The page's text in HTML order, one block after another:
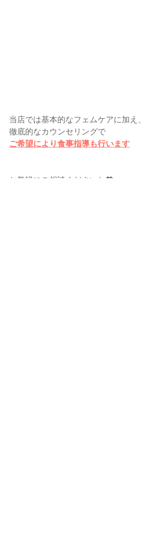
当店では基本的なフェムケアに加え、
徹底的なカウンセリングで
ご希望により食事指導も行います
お気軽にご相談くださいね💖